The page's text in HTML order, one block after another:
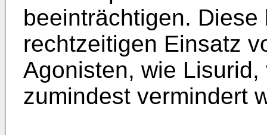
beeinträchtigen.
rechtzeitigen Einsatz
Agonisten, wie
zumindest vermindert